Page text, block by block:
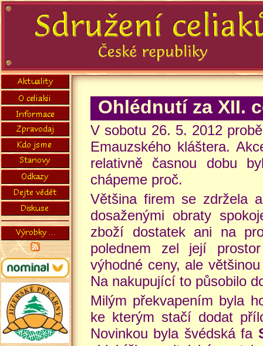
Ohlédnutí za XII.
V sobotu 26. 5. 2012
Emauzského kláštera.
relativně časnou dobu
chápeme proč.
Většina firem se zdržela
dosaženými obraty
zboží dostatek ani na
polednem zel její
výhodné ceny, ale
Na nakupující to působilo
Milým překvapením byla
ke kterým stačí dodat
Novinkou byla švédská fa